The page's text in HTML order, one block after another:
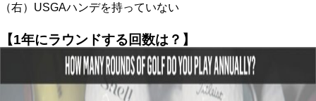
（右）USGAハンデを持っていない
【1年にラウンドする回数は？】